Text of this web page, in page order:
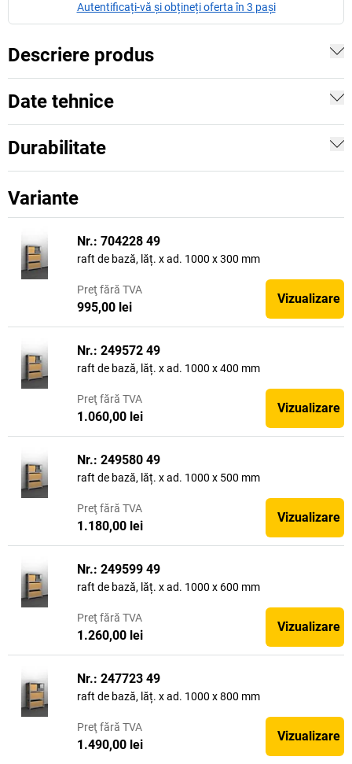
Autentificați-vă și obțineți oferta în 3 pași
Descriere produs
Date tehnice
Durabilitate
Variante
Nr.: 704228 49
raft de bază, lăț. x ad. 1000 x 300 mm
Preţ fără TVA
995,00 lei
Vizualizare
Nr.: 249572 49
raft de bază, lăț. x ad. 1000 x 400 mm
Preţ fără TVA
1.060,00 lei
Vizualizare
Nr.: 249580 49
raft de bază, lăț. x ad. 1000 x 500 mm
Preţ fără TVA
1.180,00 lei
Vizualizare
Nr.: 249599 49
raft de bază, lăț. x ad. 1000 x 600 mm
Preţ fără TVA
1.260,00 lei
Vizualizare
Nr.: 247723 49
raft de bază, lăț. x ad. 1000 x 800 mm
Preţ fără TVA
1.490,00 lei
Vizualizare